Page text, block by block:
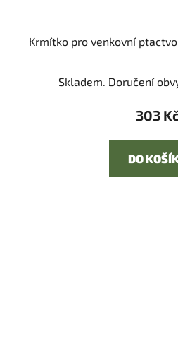
Krmítko pro venkovní
Skladem. Doručení
303
DO